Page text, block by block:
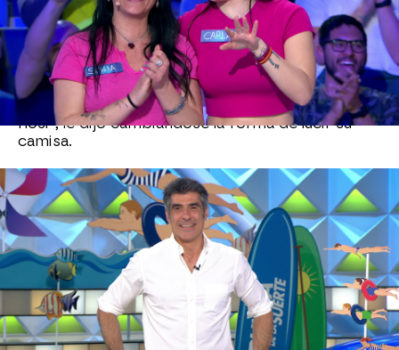
embargo, Anabi, la dicha madre, reconoció que a
pesar de todo “siempre va como un pincel”.
Al escuchar esta crítica de la seguidora, Jorge
Fernández no dudó en reaccionar y le mandó un
mensaje a la madre del concursante: “Para ti,
Rosi”, le dijo cambiándose la forma de lucir su
camisa.
Afán por superar a una madre
Los marcadores llegaron muy ajustados al final
del programa, y no estaba nada claro quién iba a
conseguir llegar a la ‘Gran Final’.Carlos no
concebía otra opción: tenía que ser él. Lo
único quequería era “superar a su madre”
, que,
según contó en la presentación, participó hace
muchos años en ‘La ruleta de la fortuna’.